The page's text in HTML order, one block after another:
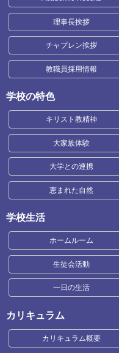
理事長挨拶
チャプレン挨拶
教職員採用情報
学校の特色
キリスト教精神
大家族体験
大学との連携
恵まれた自然
学校生活
ホームルーム
生徒会活動
一日の生活
カリキュラム
カリキュラム概要